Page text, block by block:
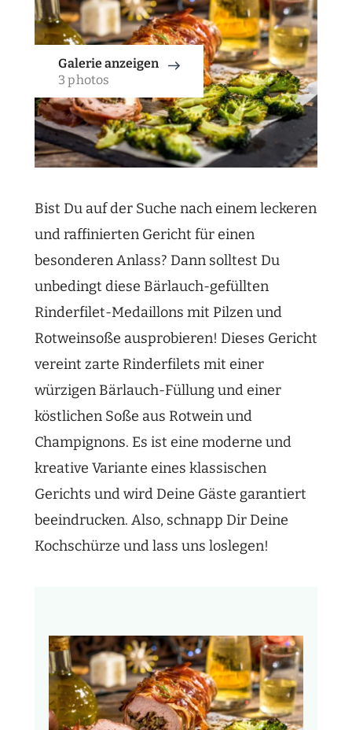
Galerie anzeigen
3 photos
Bist Du auf der Suche nach einem leckeren
und raffinierten Gericht für einen
besonderen Anlass? Dann solltest Du
unbedingt diese Bärlauch-gefüllten
Rinderfilet-Medaillons mit Pilzen und
Rotweinsoße ausprobieren! Dieses Gericht
vereint zarte Rinderfilets mit einer
würzigen Bärlauch-Füllung und einer
köstlichen Soße aus Rotwein und
Champignons. Es ist eine moderne und
kreative Variante eines klassischen
Gerichts und wird Deine Gäste garantiert
beeindrucken. Also, schnapp Dir Deine
Kochschürze und lass uns loslegen!